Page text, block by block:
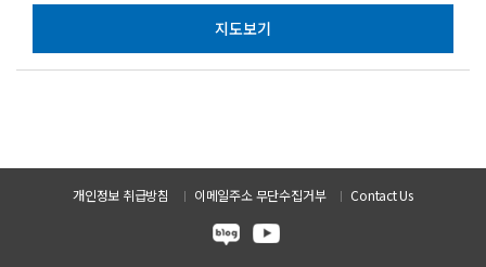
지도보기
개인정보 취급방침 이메일주소 무단수집거부 Contact Us